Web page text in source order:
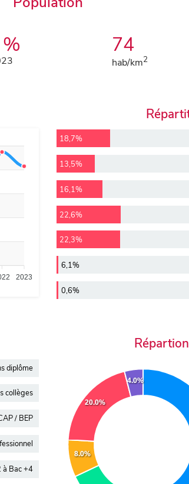
74
hab/km2
2023
18,7%
13,5%
16,1%
22,6%
22,3%
6,1%
0,6%
diplôme
collèges
/ BEP
à Bac +4
8.0%
20.0%
4.0%